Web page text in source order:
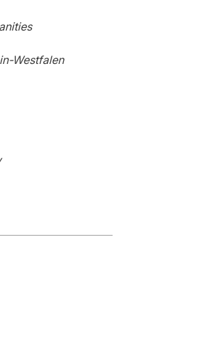
Westfalen